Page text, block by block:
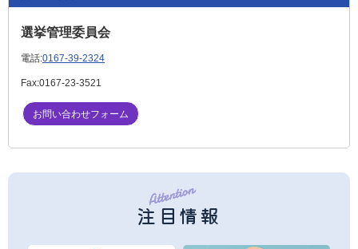
選挙管理委員会
電話:0167-39-2324
Fax:0167-23-3521
お問い合わせフォーム
注目情報